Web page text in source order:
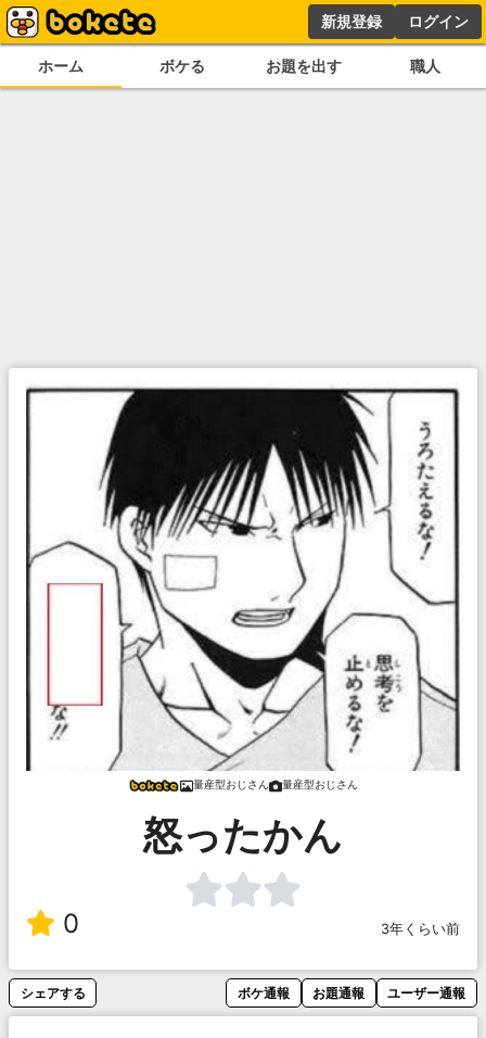
新規登録 ログイン
ホーム ボケる お題を出す 職人
量産型おじさん 量産型おじさん
怒ったかん
0 3年くらい前
シェアする ボケ通報 お題通報 ユーザー通報